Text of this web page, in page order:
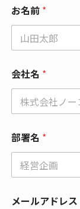
お
名
*
お名前 *
会社名 *
部署名 *
メールアドレス